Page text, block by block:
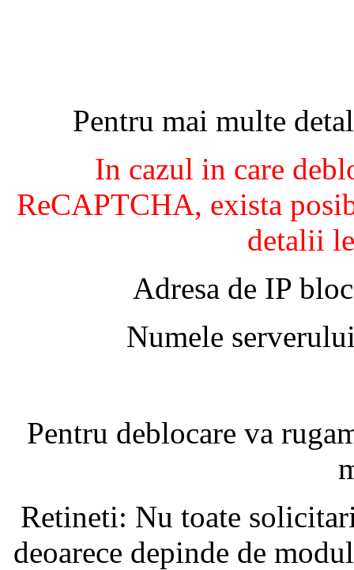
Pentru mai multe
In cazul in care
ReCAPTCHA, exista
detalii
Adresa de IP
Numele
Pentru deblocare va
Retineti: Nu toate
deoarece depinde de